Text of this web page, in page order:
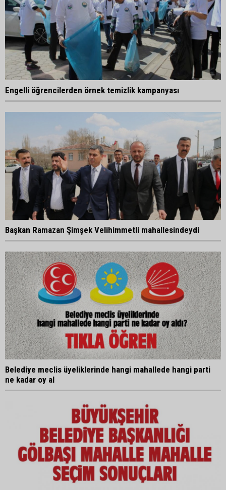
Engelli öğrencilerden örnek temizlik kampanyası
Başkan Ramazan Şimşek Velihimmetli mahallesindeydi
Belediye meclis üyeliklerinde hangi mahallede hangi parti
ne kadar oy al